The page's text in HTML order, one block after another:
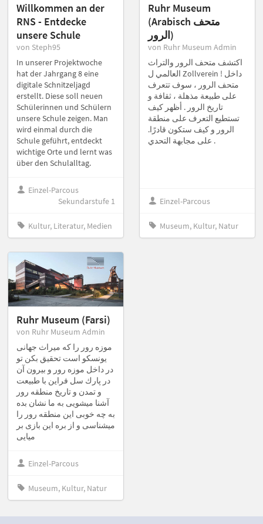
Willkommen an der
RNS - Entdecke
unsere Schule
von Steph95
In unserer Projektwoche
hat der Jahrgang 8 eine
digitale Schnitzeljagd
erstellt. Diese soll neuen
Schülerinnen und Schülern
unsere Schule zeigen. Man
wird einmal durch die
Schule geführt, entdeckt
wichtige Orte und lernt was
über den Schulalltag.
Einzel-Parcous
Sekundarstufe 1
Kultur, Literatur, Medien
Ruhr Museum
(Arabisch متحف
الرور)
von Ruhr Museum Admin
اكتشف متحف الرور والتراث
العالمي ل Zollverein ! داخل
متحف الرور ، سوف تتعرف
على طبيعة مذهلة ، ثقافة و
تاريخ الرور . أظهر كيف
تستطيع التعرف على منطقة
الرور و كيف ستكون قادرًا.
على مجابهة التحدي .
Einzel-Parcous
Museum, Kultur, Natur
Ruhr Museum (Farsi)
von Ruhr Museum Admin
موزه رور را كه ميراث جهانى
يونسكو است تحقيق بكن تو
در داخل موزه رور و بيرون آن
در پارك سل فراين با طبيعت
و تمدن و تاريخ منطقه رور
آشنا ميشويى به ما نشان بده
به چه خوبى اين منطقه رور را
ميشناسى و از بره اين بازى بر
ميايى
Einzel-Parcous
Museum, Kultur, Natur